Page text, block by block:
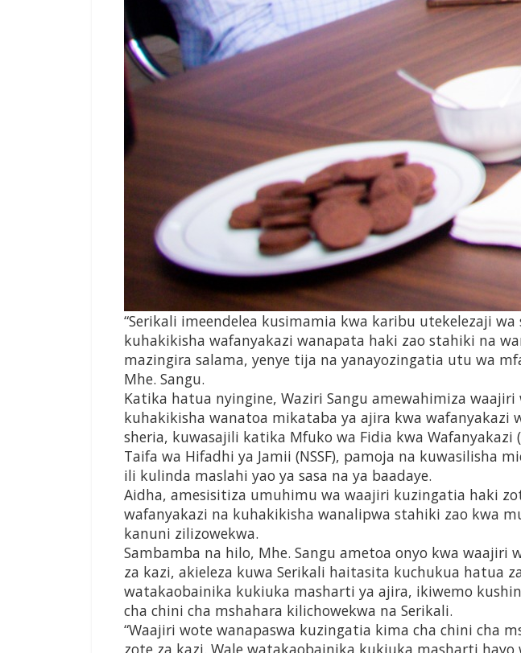
“Serikali imeendelea kusimamia kwa karibu utekelezaji wa
kuhakikisha wafanyakazi wanapata haki zao stahiki na
mazingira salama, yenye tija na yanayozingatia utu wa
Mhe. Sangu.
Katika hatua nyingine, Waziri Sangu amewahimiza waajiri
kuhakikisha wanatoa mikataba ya ajira kwa wafanyakazi
sheria, kuwasajili katika Mfuko wa Fidia kwa Wafanyakazi
Taifa wa Hifadhi ya Jamii (NSSF), pamoja na kuwasilisha
ili kulinda maslahi yao ya sasa na ya baadaye.
Aidha, amesisitiza umuhimu wa waajiri kuzingatia haki
wafanyakazi na kuhakikisha wanalipwa stahiki zao kwa
kanuni zilizowekwa.
Sambamba na hilo, Mhe. Sangu ametoa onyo kwa waajiri
za kazi, akieleza kuwa Serikali haitasita kuchukua hatua
watakaobainika kukiuka masharti ya ajira, ikiwemo
cha chini cha mshahara kilichowekwa na Serikali.
“Waajiri wote wanapaswa kuzingatia kima cha chini cha
zote za kazi. Wale watakaobainika kukiuka masharti